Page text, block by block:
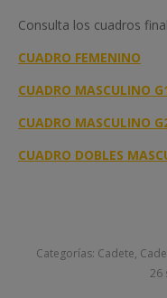
Consulta los cuadros
CUADRO FEMENINO
CUADRO MASCULINO
CUADRO MASCULINO
CUADRO DOBLES
Categorías: Cadete,
26